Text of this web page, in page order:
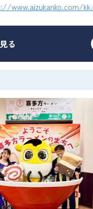
www.aizukanko.com/
る